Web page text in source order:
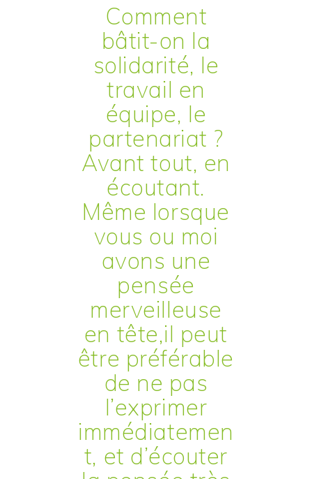
Comment
bâtit-on la
solidarité, le
travail en
équipe, le
partenariat ?
Avant tout, en
écoutant.
Même lorsque
vous ou moi
avons une
pensée
merveilleuse
en tête,il peut
être préférable
de ne pas
l’exprimer
immédiatemen
t, et d’écouter